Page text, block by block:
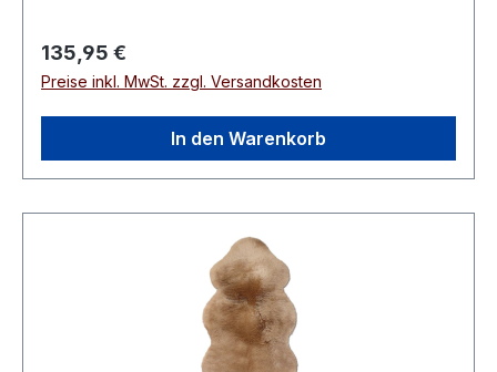
Regulärer Preis:
135,95 €
Preise inkl. MwSt. zzgl. Versandkosten
In den Warenkorb